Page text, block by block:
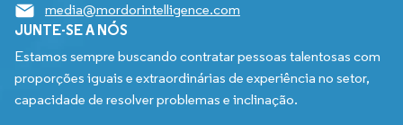
media@mordorintelligence.com
JUNTE-SE A NÓS
Estamos sempre buscando contratar pessoas talentosas com
proporções iguais e extraordinárias de experiência no setor,
capacidade de resolver problemas e inclinação.